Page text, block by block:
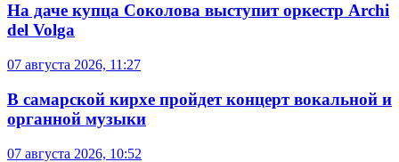
На даче купца Соколова выступит оркестр Archi
del Volga
07 августа 2026, 11:27
В самарской кирхе пройдет концерт вокальной и
органной музыки
07 августа 2026, 10:52